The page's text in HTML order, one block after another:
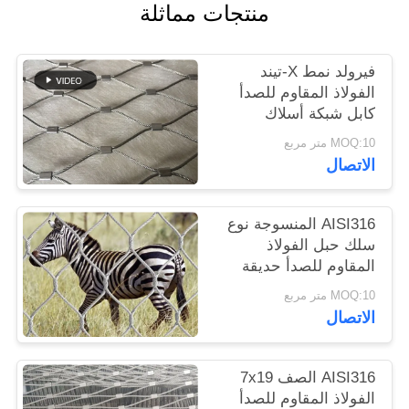
سياسة
الخصوصية
منتجات مماثلة
فيرولد نمط X-تيند
الفولاذ المقاوم للصدأ
كابل شبكة أسلاك
المعاوضة لحديقة الحيوان
كسر مقاومة
MOQ:10 متر مربع
الاتصال
AISI316 المنسوجة نوع
سلك حبل الفولاذ
المقاوم للصدأ حديقة
حيوان شبكة / الحيوان
الضميمة المبارزة
MOQ:10 متر مربع
الاتصال
AISI316 الصف 7x19
الفولاذ المقاوم للصدأ